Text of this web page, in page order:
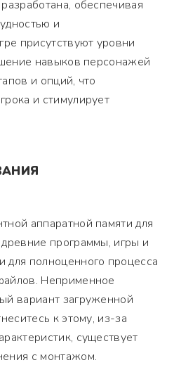
обеспечивая
и
присутствуют уровни
навыков персонажей
и опций, что
и стимулирует
аппаратной памяти для
программы, игры и
для полноценного процесса
Неприменное
вариант загруженной
к этому, из-за
существует
с монтажом.